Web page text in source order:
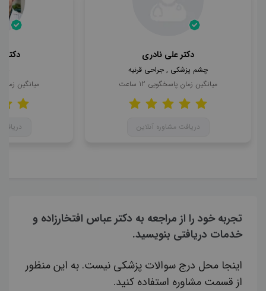
دکتر علی نادری
چشم پزشکی , جراحی قرنیه
میانگین زمان پاسخگویی 12 ساعت
دریافت مشاوره آنلاین
دکتر
میانگین
تجربه خود را از مراجعه به دکتر عباس افتخارزاده و
خدمات دریافتی بنویسید.
اینجا محل درج سوالات پزشکی نیست. به این منظور
از قسمت مشاوره استفاده کنید.